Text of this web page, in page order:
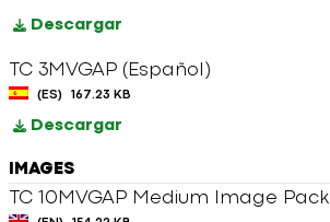
Descargar
TC 3MVGAP (Español)
(ES) 167.23 KB
Descargar
IMAGES
TC 10MVGAP Medium Image Pack